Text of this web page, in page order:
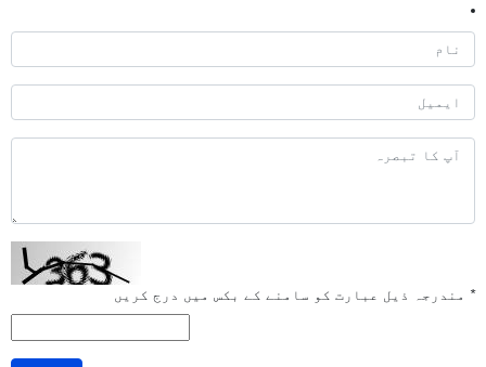
* مندرجہ ذیل عبارت کو سامنے کے بکس میں درج کریں